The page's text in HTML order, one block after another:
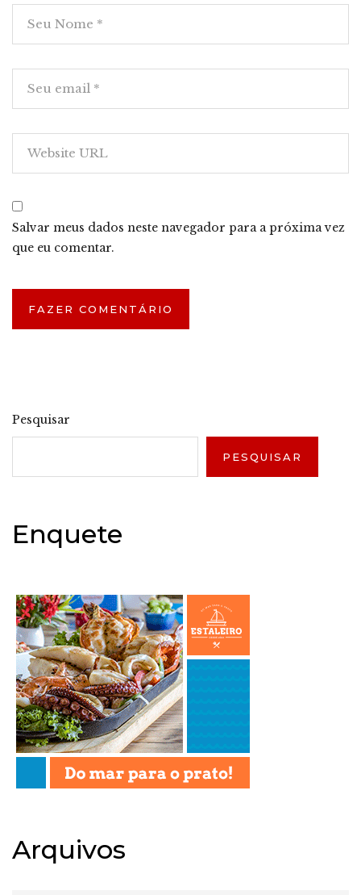
Salvar meus dados neste navegador para a próxima vez
que eu comentar.
Pesquisar
PESQUISAR
Enquete
Arquivos